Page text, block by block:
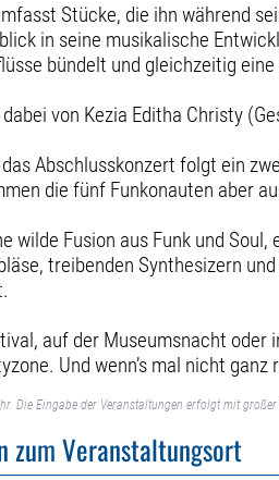
Stücke, die ihn während
in seine musikalische
bündelt und gleichzeitig
von Kezia Editha Christy
Abschlusskonzert folgt ein
die fünf Funkonauten aber
wilde Fusion aus Funk und
treibenden Synthesizern
auf der Museumsnacht oder
Und wenn’s mal nicht
Die Eingabe der Veranstaltungen erfolgt mit
zum Veranstaltungsort